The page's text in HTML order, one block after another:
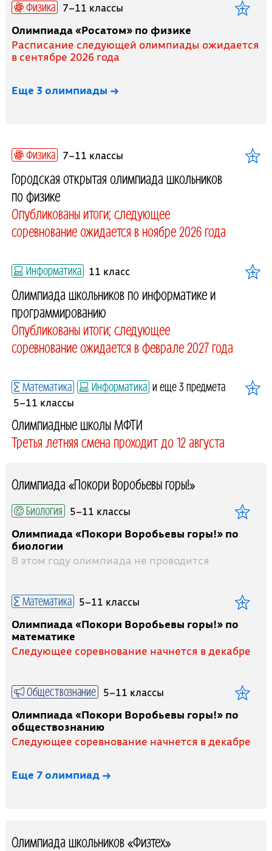
Физика 7–11 классы
Олимпиада «Росатом» по физике
Расписание следующей олимпиады ожидается
в сентябре 2026 года
Еще 3 олимпиады →
Физика 7–11 классы
Городская открытая олимпиада школьников
по физике
Опубликованы итоги; следующее
соревнование ожидается в ноябре 2026 года
Информатика 11 класс
Олимпиада школьников по информатике и
программированию
Опубликованы итоги; следующее
соревнование ожидается в феврале 2027 года
Математика Информатика и еще 3 предмета
5–11 классы
Олимпиадные школы МФТИ
Третья летняя смена проходит до 12 августа
Олимпиада «Покори Воробьевы горы!»
Биология
5–11 классы
Олимпиада «Покори Воробьевы горы!» по
биологии
В этом году олимпиада не проводится
Математика 5–11 классы
Олимпиада «Покори Воробьевы горы!» по
математике
Следующее соревнование начнется в декабре
Обществознание 5–11 классы
Олимпиада «Покори Воробьевы горы!» по
обществознанию
Следующее соревнование начнется в декабре
Еще 7 олимпиад →
Олимпиада школьников «Физтех»